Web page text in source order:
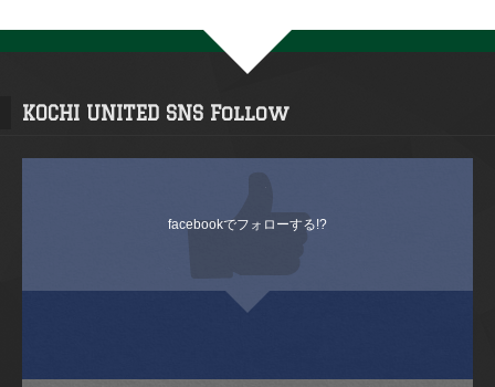
KOCHI UNITED SNS Follow
facebookでフォローする!?